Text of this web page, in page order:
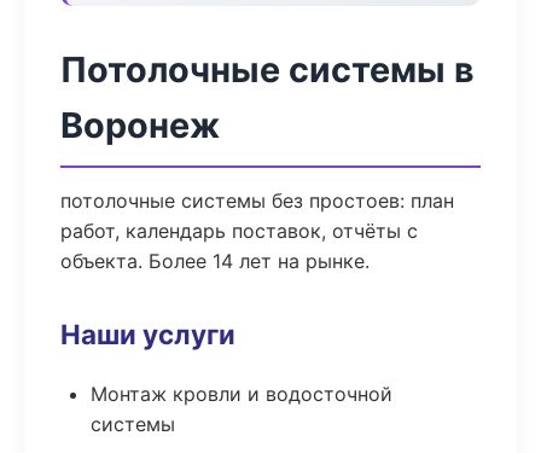
Потолочные системы в
Воронеж
потолочные системы без простоев: план
работ, календарь поставок, отчёты с
объекта. Более 14 лет на рынке.
Наши услуги
Монтаж кровли и водосточной
системы